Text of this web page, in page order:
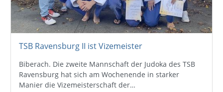
TSB Ravensburg II ist Vizemeister
Biberach. Die zweite Mannschaft der Judoka des TSB
Ravensburg hat sich am Wochenende in starker
Manier die Vizemeisterschaft der…